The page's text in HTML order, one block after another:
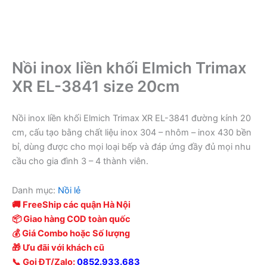
Nồi inox liền khối Elmich Trimax
XR EL-3841 size 20cm
Nồi inox liền khối Elmich Trimax XR EL-3841 đường kính 20
cm, cấu tạo bằng chất liệu inox 304 – nhôm – inox 430 bền
bỉ, dùng được cho mọi loại bếp và đáp ứng đầy đủ mọi nhu
cầu cho gia đình 3 – 4 thành viên.
Danh mục: Nồi lẻ
🚚 FreeShip các quận Hà Nội
📦 Giao hàng COD toàn quốc
💰 Giá Combo hoặc Số lượng
🎁 Ưu đãi với khách cũ
📞 Gọi ĐT/Zalo:0852.933.683